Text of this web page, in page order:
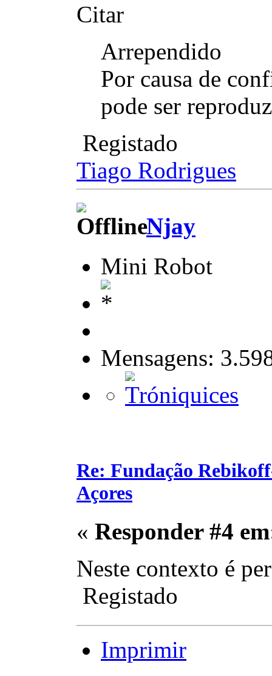
Citar
Arrependido
Por causa de
pode ser
Registado
Tiago Rodrigues
Njay
Mini Robot
Mensagens:
Re: Fundação
Açores
« Responder #4
Neste contexto é
Registado
Imprimir